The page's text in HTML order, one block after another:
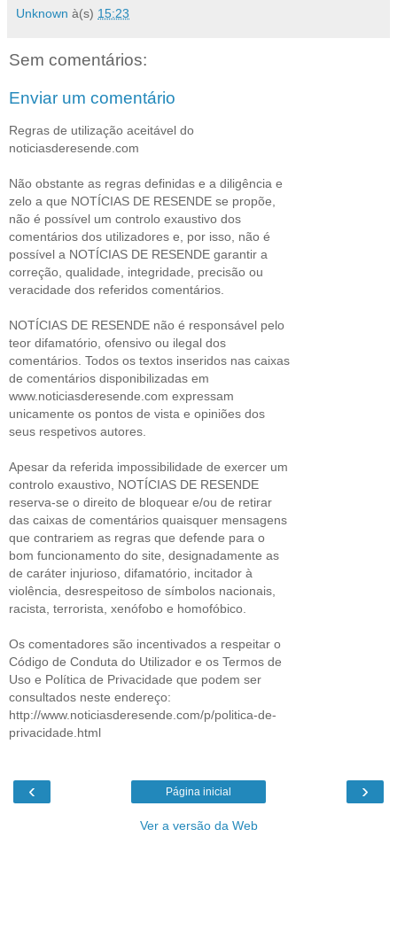
Unknown à(s) 15:23
Sem comentários:
Enviar um comentário
Regras de utilização aceitável do
noticiasderesende.com
Não obstante as regras definidas e a diligência e
zelo a que NOTÍCIAS DE RESENDE se propõe,
não é possível um controlo exaustivo dos
comentários dos utilizadores e, por isso, não é
possível a NOTÍCIAS DE RESENDE garantir a
correção, qualidade, integridade, precisão ou
veracidade dos referidos comentários.
NOTÍCIAS DE RESENDE não é responsável pelo
teor difamatório, ofensivo ou ilegal dos
comentários. Todos os textos inseridos nas caixas
de comentários disponibilizadas em
www.noticiasderesende.com expressam
unicamente os pontos de vista e opiniões dos
seus respetivos autores.
Apesar da referida impossibilidade de exercer um
controlo exaustivo, NOTÍCIAS DE RESENDE
reserva-se o direito de bloquear e/ou de retirar
das caixas de comentários quaisquer mensagens
que contrariem as regras que defende para o
bom funcionamento do site, designadamente as
de caráter injurioso, difamatório, incitador à
violência, desrespeitoso de símbolos nacionais,
racista, terrorista, xenófobo e homofóbico.
Os comentadores são incentivados a respeitar o
Código de Conduta do Utilizador e os Termos de
Uso e Política de Privacidade que podem ser
consultados neste endereço:
http://www.noticiasderesende.com/p/politica-de-
privacidade.html
‹ ›
Página inicial
Ver a versão da Web